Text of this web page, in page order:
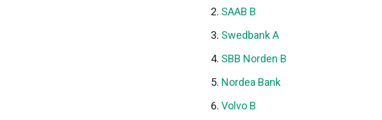
SAAB B
Swedbank A
SBB Norden B
Nordea Bank
Volvo B